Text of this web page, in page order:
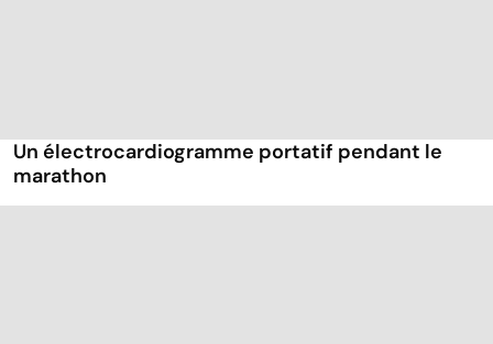
Un électrocardiogramme portatif pendant le
marathon